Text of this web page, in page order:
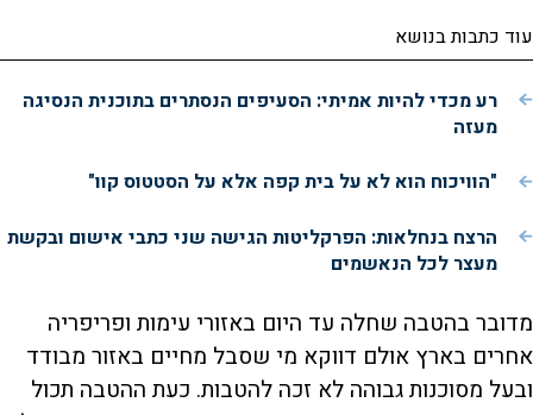
עוד כתבות בנושא
רע מכדי להיות אמיתי: הסעיפים הנסתרים בתוכנית הנסיגה
מעזה
"הוויכוח הוא לא על בית קפה אלא על הסטטוס קוו"
הרצח בנחלאות: הפרקליטות הגישה שני כתבי אישום ובקשת
מעצר לכל הנאשמים
מדובר בהטבה שחלה עד היום באזורי עימות ופריפריה
אחרים בארץ אולם דווקא מי שסבל מחיים באזור מבודד
ובעל מסוכנות גבוהה לא זכה להטבות. כעת ההטבה תכול